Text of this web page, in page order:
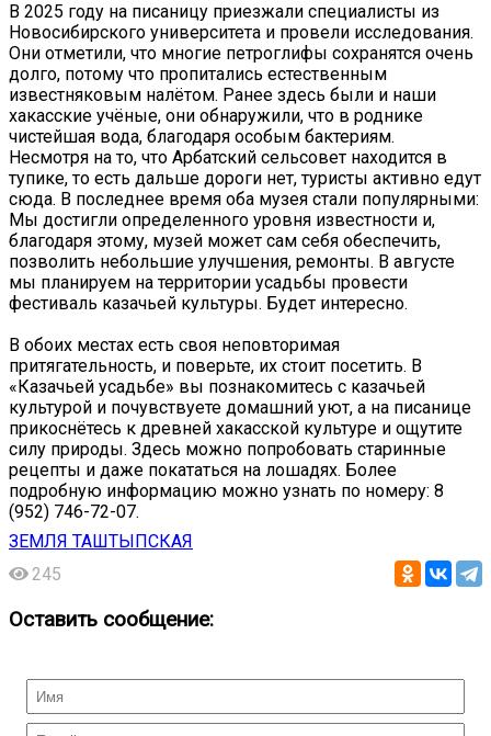
В 2025 году на писаницу приезжали специалисты из
Новосибирского университета и провели исследования.
Они отметили, что многие петроглифы сохранятся очень
долго, потому что пропитались естественным
известняковым налётом. Ранее здесь были и наши
хакасские учёные, они обнаружили, что в роднике
чистейшая вода, благодаря особым бактериям.
Несмотря на то, что Арбатский сельсовет находится в
тупике, то есть дальше дороги нет, туристы активно едут
сюда. В последнее время оба музея стали популярными:
Мы достигли определенного уровня известности и,
благодаря этому, музей может сам себя обеспечить,
позволить небольшие улучшения, ремонты. В августе
мы планируем на территории усадьбы провести
фестиваль казачьей культуры. Будет интересно.
В обоих местах есть своя неповторимая
притягательность, и поверьте, их стоит посетить. В
«Казачьей усадьбе» вы познакомитесь с казачьей
культурой и почувствуете домашний уют, а на писанице
прикоснётесь к древней хакасской культуре и ощутите
силу природы. Здесь можно попробовать старинные
рецепты и даже покататься на лошадях. Более
подробную информацию можно узнать по номеру: 8
(952) 746-72-07.
ЗЕМЛЯ ТАШТЫПСКАЯ
245
Оставить сообщение: